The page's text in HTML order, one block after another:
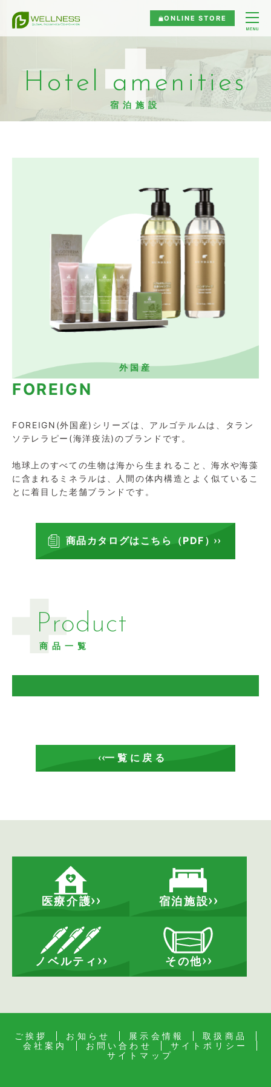
ONLINE STORE
Hotel amenities
宿泊施設
外国産
FOREIGN
FOREIGN(外国産)シリーズは、アルゴテルムは、タラン
ソテレラピー(海洋疫法)のブランドです。
地球上のすべての生物は海から生まれること、海水や海藻
に含まれるミネラルは、人間の体内構造とよく似ているこ
とに着目した老舗ブランドです。
商品カタログはこちら（PDF）
Product
商品一覧
一覧に戻る
医療介護 宿泊施設
ノベルティ その他
ご挨拶 お知らせ 展示会情報
取扱商品
会社案内
お問い合わせ
サイトポリシー
サイトマップ